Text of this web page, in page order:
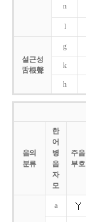
n
l
설근성
舌根聲
g
k
h
음의
분류
한
어
병
음
자
모
주음
부호
a